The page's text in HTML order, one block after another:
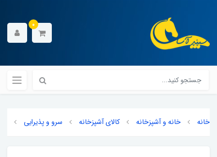
0
خانه خانه و آشپزخانه کالای آشپزخانه سرو و پذیرایی